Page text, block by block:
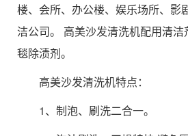
楼、会所、办公楼、娱乐场所、影
洁公司。 高美沙发清洗机配用清
毯除渍剂。
高美沙发清洗机特点：
1、制泡、刷洗二合一。